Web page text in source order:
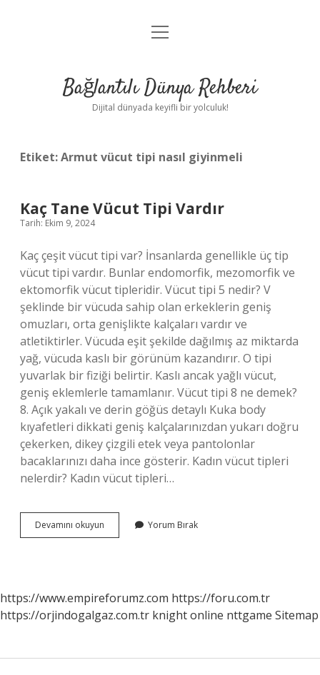
Anasayfa
Yasal Uyarı
menüyü
Bağlantılı Dünya Rehberi
Dijital dünyada keyifli bir yolculuk!
Etiket:Armut vücut tipi nasıl giyinmeli
Kaç Tane Vücut Tipi Vardır
Tarih: Ekim 9, 2024
Kaç çeşit vücut tipi var? İnsanlarda genellikle üç tip
vücut tipi vardır. Bunlar endomorfik, mezomorfik ve
ektomorfik vücut tipleridir. Vücut tipi 5 nedir? V
şeklinde bir vücuda sahip olan erkeklerin geniş
omuzları, orta genişlikte kalçaları vardır ve
atletiktirler. Vücuda eşit şekilde dağılmış az miktarda
yağ, vücuda kaslı bir görünüm kazandırır. O tipi
yuvarlak bir fiziği belirtir. Kaslı ancak yağlı vücut,
geniş eklemlerle tamamlanır. Vücut tipi 8 ne demek?
8. Açık yakalı ve derin göğüs detaylı Kuka body
kıyafetleri dikkati geniş kalçalarınızdan yukarı doğru
çekerken, dikey çizgili etek veya pantolonlar
bacaklarınızı daha ince gösterir. Kadın vücut tipleri
nelerdir? Kadın vücut tipleri…
Devamını okuyun
Tane
Yorum Bırak
https://www.empireforumz.com https://foru.com.tr
https://orjindogalgaz.com.tr knight online nttgame Sitemap